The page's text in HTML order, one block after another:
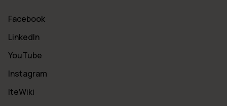
Facebook
LinkedIn
YouTube
Instagram
IteWiki